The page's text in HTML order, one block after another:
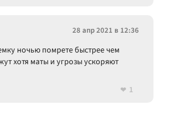
28 апр 2021 в 12:36
ночью помрете быстрее чем
хотя маты и угрозы ускоряют
1